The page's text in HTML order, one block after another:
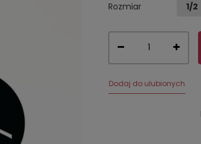
Rozmiar 1/2
Dodaj do ulubionych